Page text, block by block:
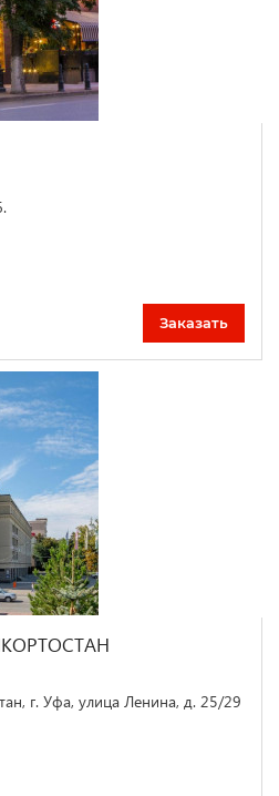
Заказать
г. Уфа, улица Ленина, д. 25/29